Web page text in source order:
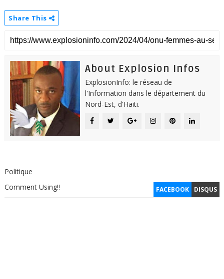
Share This
About Explosion Infos
ExplosionInfo: le réseau de
l'Information dans le département du
Nord-Est, d'Haiti.
Politique
FACEBOOK DISQUS
Comment Using!!